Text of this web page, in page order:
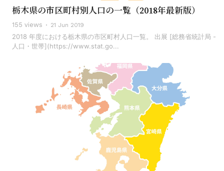
栃木県の市区町村別人口の一覧（2018年最新版）
155 views 21 Jun 2019
2018 年度における栃木県の市区町村人口一覧。 出展 [総務省統計局 -
人口・世帯](https://www.stat.go...